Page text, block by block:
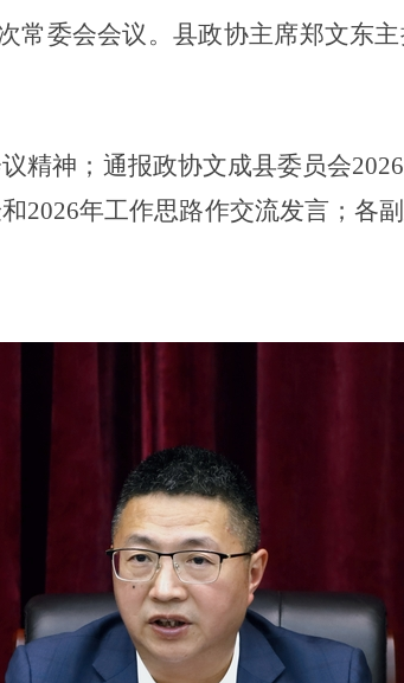
常委会会议。县政协主席郑文东
精神； 通报政协文成县委员会
2026年工作思路作交流发言 ；各